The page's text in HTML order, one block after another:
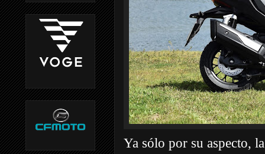
Ya sólo por su aspecto,